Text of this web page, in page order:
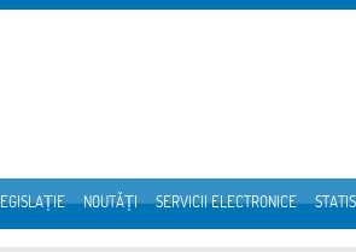
NOUTĂȚI SERVICII ELECTRONICE